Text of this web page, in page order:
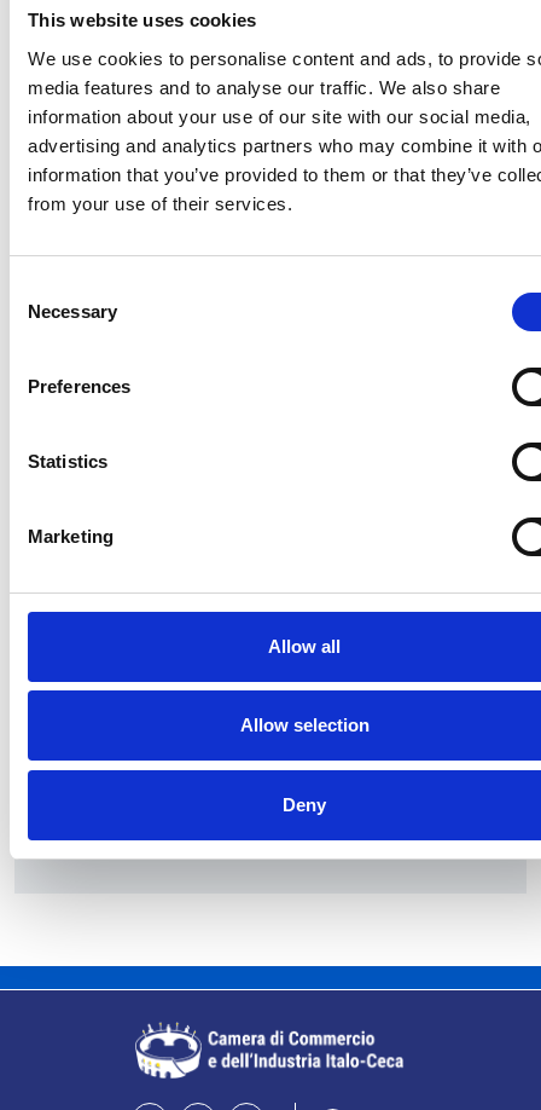
This website uses cookies
We use cookies to personalise content and ads, to provide
media features and to analyse our traffic. We also share
information about your use of our site with our social media,
advertising and analytics partners who may combine it with
information that you’ve provided to them or that they’ve
from your use of their services.
Selection
Necessary
Preferences
Statistics
Marketing
Allow all
Allow selection
Deny
La Škoda avvia la produzione del suo SUV Peaq
La società pubblica České dráhy verso la
riconferma nella gara di servizio ferroviario